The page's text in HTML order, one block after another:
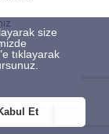
size
tıklayarak
Et